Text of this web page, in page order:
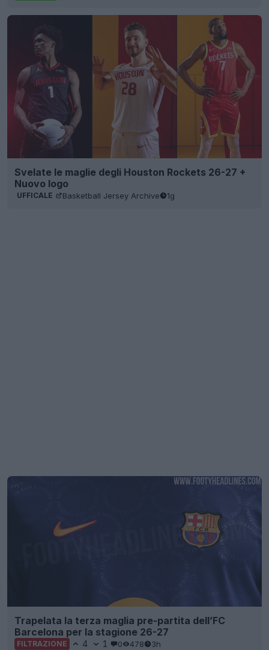
Svelate le maglie degli Houston Rockets 26-27 +
Nuovo logo
UFFICALE Basketball Jersey Archive 1g
Trapelata la terza maglia pre-partita dell’FC
Barcelona per la stagione 26-27
FILTRAZIONE 4 1 0 478 3h